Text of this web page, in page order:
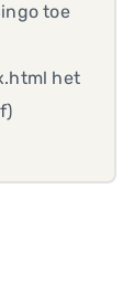
toe
het